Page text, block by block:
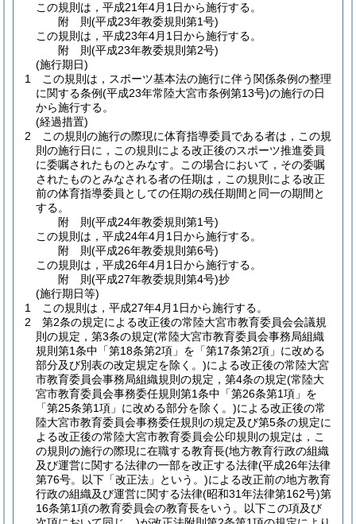
この規則は，平成21年4月1日から施行する。
附 則(平成23年教委規則第1号)
この規則は，平成23年4月1日から施行する。
附 則(平成23年教委規則第2号)
(施行期日)
1
この規則は，スポーツ基本法の施行に伴う関係条例の整理
に関する条例(平成23年常陸大宮市条例第13号)の施行の日
から施行する。
(経過措置)
2
この規則の施行の際現に体育指導委員である者は，この規
則の施行日に，この規則による改正後のスポーツ推進委員
に委嘱されたものとみなす。
この場合において，その委嘱
されたものとみなされる者の任期は，この規則による改正
前の体育指導委員としての任期の残任期間と同一の期間と
する。
附 則(平成24年教委規則第1号)
この規則は，平成24年4月1日から施行する。
附 則(平成26年教委規則第6号)
この規則は，平成26年4月1日から施行する。
附 則(平成27年教委規則第4号)抄
(施行期日等)
1
この規則は，平成27年4月1日から施行する。
2
第2条の規定による改正後の常陸大宮市教育委員会会議規
則の規定，第3条の規定(常陸大宮市教育委員会事務局組織
規則第1条中「第18条第2項」を「第17条第2項」に改める
部分及び別表の改定規定を除く。)による改正後の常陸大宮
市教育委員会事務局組織規則の規定，第4条の規定(常陸大
宮市教育委員会事務委任規則第1条中「第26条第1項」を
「第25条第1項」に改める部分を除く。)による改正後の常
陸大宮市教育委員会事務委任規則の規定及び第5条の規定に
よる改正後の常陸大宮市教育委員会公印規則の規定は，こ
の規則の施行の際現に在職する教育長(地方教育行政の組織
及び運営に関する法律の一部を改正する法律(平成26年法律
第76号。以下「改正法」という。)による改正前の地方教育
行政の組織及び運営に関する法律(昭和31年法律第162号)第
16条第1項の教育委員会の教育長をいう。以下この項及び